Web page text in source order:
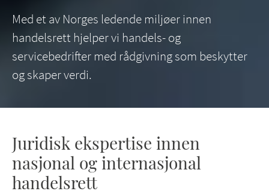
Med et av Norges ledende miljøer innen
handelsrett hjelper vi handels- og
servicebedrifter med rådgivning som beskytter
og skaper verdi.
Juridisk ekspertise innen
nasjonal og internasjonal
handelsrett